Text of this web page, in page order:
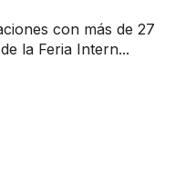
con más de 27
la Feria Intern...